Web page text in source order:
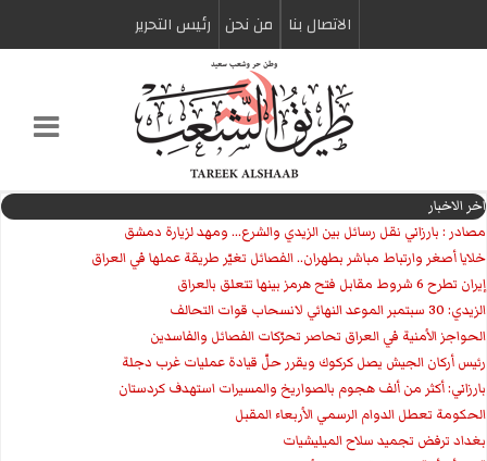
الاتصال بنا من نحن رئیس التحریر
اخر الاخبار
مصادر : بارزاني نقل رسائل بين الزيدي والشرع... ومهد لزيارة دمشق
خلايا أصغر وارتباط مباشر بطهران.. الفصائل تغيّر طريقة عملها في العراق
إيران تطرح 6 شروط مقابل فتح هرمز بينها تتعلق بالعراق
الزيدي: 30 سبتمبر الموعد النهائي لانسحاب قوات التحالف
الحواجز الأمنية في العراق تحاصر تحرّكات الفصائل والفاسدين
رئيس أركان الجيش يصل كركوك ويقرر حلّ قيادة عمليات غرب دجلة
بارزاني: أكثر من ألف هجوم بالصواريخ والمسيرات استهدف كردستان
الحكومة تعطل الدوام الرسمي الأربعاء المقبل
بغداد ترفض تجميد سلاح الميليشيات